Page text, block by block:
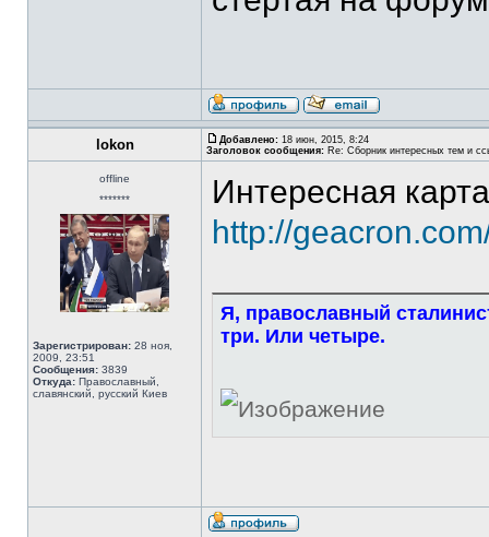
lokon Добавлено: 18 июн, 2015, 8:24
Заголовок сообщения: Re: Сборник интересных тем и
offline
*******
Зарегистрирован: 28 ноя,
2009, 23:51
Сообщения: 3839
Откуда: Православный,
славянский, русский Киев
Интересная
http://
Я, православный
три. Или четыре.